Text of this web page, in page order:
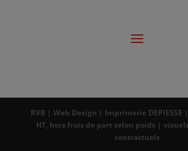
RVB | Web Design | Imprimerie
HT, hors frais de port selon poids |
contractuels